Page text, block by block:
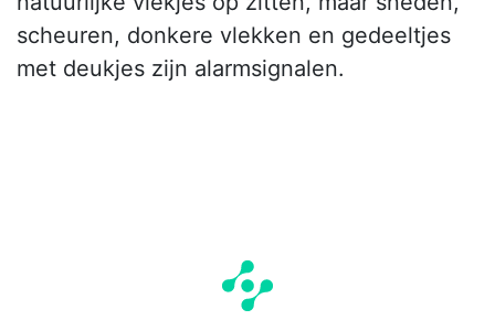
scheuren, donkere vlekken en gedeeltjes
met deukjes zijn alarmsignalen.